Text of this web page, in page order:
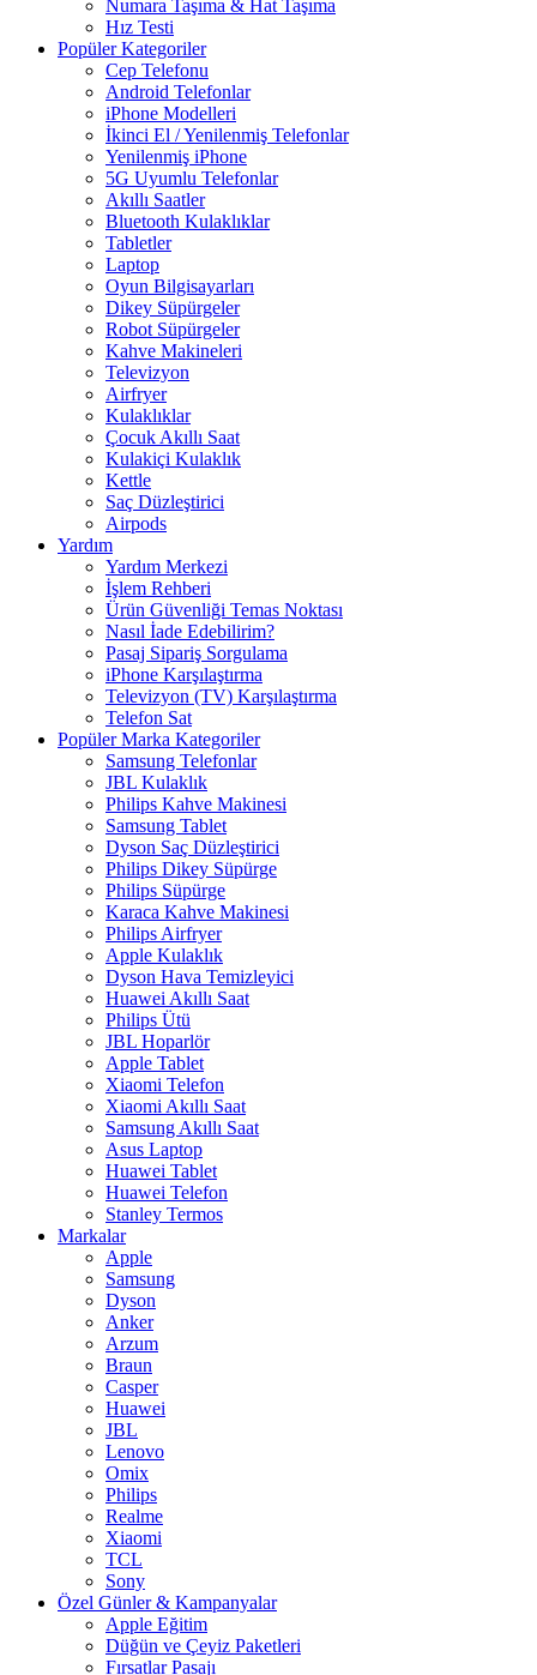
Numara Taşıma & Hat Taşıma
Hız Testi
Popüler Kategoriler
Cep Telefonu
Android Telefonlar
iPhone Modelleri
İkinci El / Yenilenmiş Telefonlar
Yenilenmiş iPhone
5G Uyumlu Telefonlar
Akıllı Saatler
Bluetooth Kulaklıklar
Tabletler
Laptop
Oyun Bilgisayarları
Dikey Süpürgeler
Robot Süpürgeler
Kahve Makineleri
Televizyon
Airfryer
Kulaklıklar
Çocuk Akıllı Saat
Kulakiçi Kulaklık
Kettle
Saç Düzleştirici
Airpods
Yardım
Yardım Merkezi
İşlem Rehberi
Ürün Güvenliği Temas Noktası
Nasıl İade Edebilirim?
Pasaj Sipariş Sorgulama
iPhone Karşılaştırma
Televizyon (TV) Karşılaştırma
Telefon Sat
Popüler Marka Kategoriler
Samsung Telefonlar
JBL Kulaklık
Philips Kahve Makinesi
Samsung Tablet
Dyson Saç Düzleştirici
Philips Dikey Süpürge
Philips Süpürge
Karaca Kahve Makinesi
Philips Airfryer
Apple Kulaklık
Dyson Hava Temizleyici
Huawei Akıllı Saat
Philips Ütü
JBL Hoparlör
Apple Tablet
Xiaomi Telefon
Xiaomi Akıllı Saat
Samsung Akıllı Saat
Asus Laptop
Huawei Tablet
Huawei Telefon
Stanley Termos
Markalar
Apple
Samsung
Dyson
Anker
Arzum
Braun
Casper
Huawei
JBL
Lenovo
Omix
Philips
Realme
Xiaomi
TCL
Sony
Özel Günler & Kampanyalar
Apple Eğitim
Düğün ve Çeyiz Paketleri
Fırsatlar Pasajı